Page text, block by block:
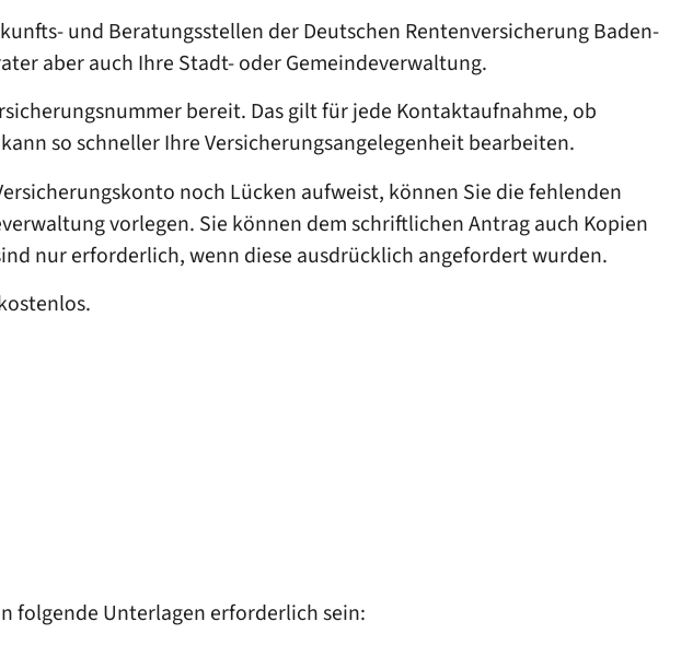
und Beratungsstellen der Deutschen Rentenversicherung Baden-
aber auch Ihre Stadt- oder Gemeindeverwaltung.
bereit. Das gilt für jede Kontaktaufnahme, ob
so schneller Ihre Versicherungsangelegenheit bearbeiten.
noch Lücken aufweist, können Sie die fehlenden
vorlegen. Sie können dem schriftlichen Antrag auch Kopien
nur erforderlich, wenn diese ausdrücklich angefordert wurden.
folgende Unterlagen erforderlich sein: